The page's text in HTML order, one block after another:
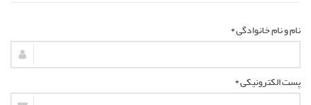
نام و نام خانوادگی *
پست الکترونیکی *